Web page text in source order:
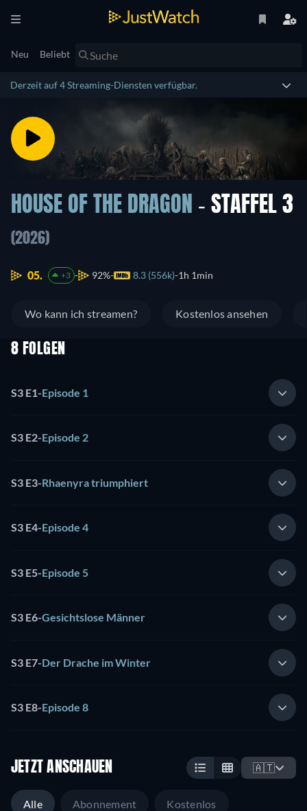
Neu Beliebt
Derzeit auf 4 Streaming-Diensten verfügbar.
HOUSE OF THE DRAGON - STAFFEL 3
(2026)
05. +3 92% 8.3 (556k) 1h 1min
Wo kann ich streamen? Kostenlos ansehen
8 FOLGEN
S3 E1-Episode 1
S3 E2-Episode 2
S3 E3-Rhaenyra triumphiert
S3 E4-Episode 4
S3 E5-Episode 5
S3 E6-Gesichtslose Männer
S3 E7-Der Drache im Winter
S3 E8-Episode 8
JETZT ANSCHAUEN 🇦🇹
Alle Abonnement Kostenlos